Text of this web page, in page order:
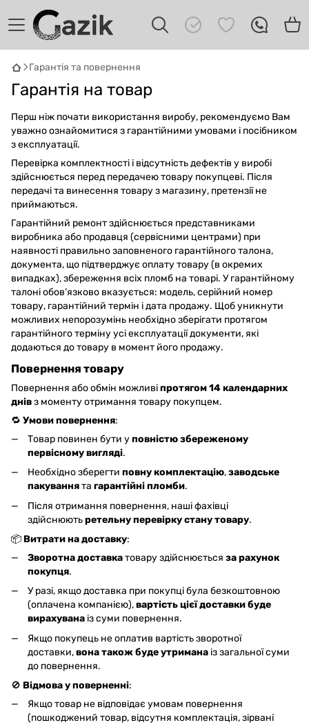
Гарантія та повернення
Гарантія на товар
Перш ніж почати використання виробу, рекомендуємо Вам
уважно ознайомитися з гарантійними умовами і посібником
з експлуатації.
Перевірка комплектності і відсутність дефектів у виробі
здійснюється перед передачею товару покупцеві. Після
передачі та винесення товару з магазину, претензії не
приймаються.
Гарантійний ремонт здійснюється представниками
виробника або продавця (сервісними центрами) при
наявності правильно заповненого гарантійного талона,
документа, що підтверджує оплату товару (в окремих
випадках), збереження всіх пломб на товарі. У гарантійному
талоні обов’язково вказується: модель, серійний номер
товару, гарантійний термін і дата продажу. Щоб уникнути
можливих непорозумінь необхідно зберігати протягом
гарантійного терміну усі експлуатації документи, які
додаються до товару в момент його продажу.
Повернення товару
Повернення або обмін можливіпротягом 14 календарних
днівз моменту отримання товару покупцем.
🔁 Умови повернення:
Товар повинен бути уповністю збереженому
первісному вигляді.
Необхідно зберегти повну комплектацію,заводське
пакуваннята гарантійні пломби.
Після отримання повернення, наші фахівці
здійснюютьретельну перевірку стану товару.
📦 Витрати на доставку:
Зворотна доставкатовару здійснюється за рахунок
покупця.
У разі, якщо доставка при покупці була безкоштовною
(оплачена компанією),вартість цієї доставки буде
вирахувана із суми повернення.
Якщо покупець не оплатив вартість зворотної
доставки,вона також буде утримана із загальної суми
до повернення.
🚫 Відмова у поверненні:
Якщо товар не відповідає умовам повернення
(пошкоджений товар, відсутня комплектація, зірвані
GAZIKAI
Привіт! 👋 Я Gazik AI — допоможу
підібрати вживану комп'ютерну техніку.
Що шукаєш?